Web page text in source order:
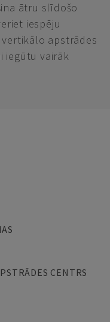
ātru slīdošo
iespēju
vertikālo apstrādes
iegūtu vairāk
CENTRS